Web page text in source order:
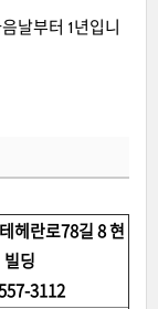
날부터 1년입니
헤란로78길 8 현
빌딩
3112